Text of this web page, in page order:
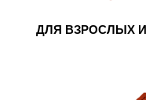
ДЛЯ ВЗРОСЛЫХ